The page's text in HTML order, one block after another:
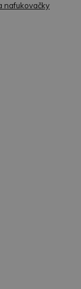
nafukovačky